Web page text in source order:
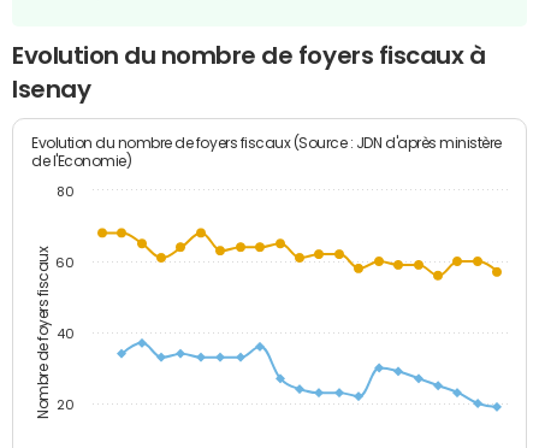
Evolution du nombre de foyers fiscaux à
Isenay
Nombre de foyers fiscaux
Evolution du nombre de foyers fiscaux (Source : JDN d'après ministère
de l'Economie)
20
40
60
80